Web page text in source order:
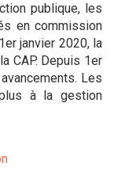
publique, les
en commission
janvier 2020, la
CAP. Depuis 1er
Les
à la gestion